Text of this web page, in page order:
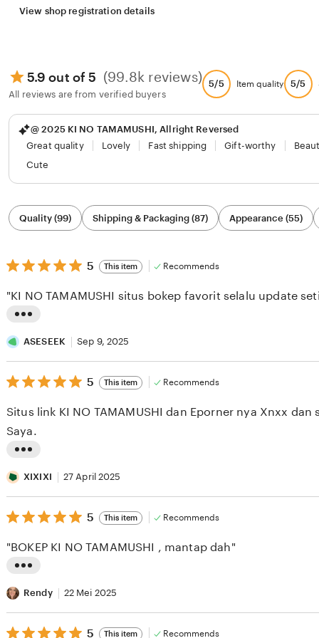
View shop registration details
5.9 out of 5 (99.8k reviews)
All reviews are from verified buyers
5/5 Item quality 5/5
@ 2025 KI NO TAMAMUSHI, Allright Reversed
Great quality
Lovely Fast shipping Gift-worthy
Cute
Filter
by
category
Quality (99) Shipping & Packaging (87) Appearance (55)
5
out
5
stars
5 This item Recommends
i
s
t
n
g
e
v
i
w
y
A
S
"KI NO TAMAMUSHI situs bokep favorit selalu update
ASESEEK Sep 9, 2025
5
out
5
stars
5 This item Recommends
i
s
t
n
r
e
v
Situs link KI NO TAMAMUSHI dan Eporner nya Xnxx dan
Saya.
XIXIXI 27 April 2025
5
out
5
stars
5 This item Recommends
i
s
t
"BOKEP KI NO TAMAMUSHI , mantap dah"
Rendy 22 Mei 2025
5
5 This item Recommends